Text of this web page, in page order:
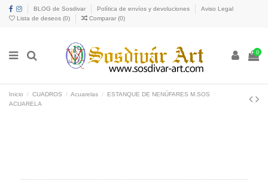
BLOG de Sosdivar Política de envíos y devoluciones
Aviso Legal
Lista de deseos (0) Comparar (0)
0
Inicio CUADROS Acuarelas
ESTANQUE DE NENÚFARES M.SOS
ACUARELA